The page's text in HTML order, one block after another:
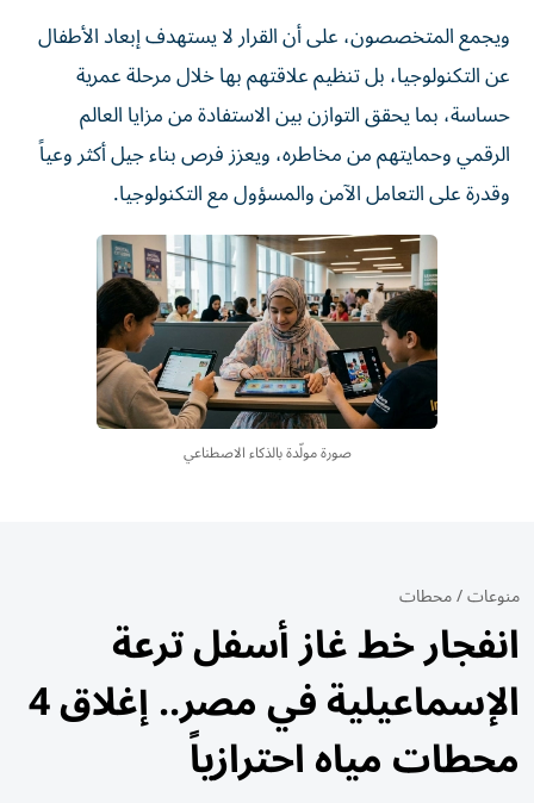
ويجمع المتخصصون، على أن القرار لا يستهدف إبعاد الأطفال
عن التكنولوجيا، بل تنظيم علاقتهم بها خلال مرحلة عمرية
حساسة، بما يحقق التوازن بين الاستفادة من مزايا العالم
الرقمي وحمايتهم من مخاطره، ويعزز فرص بناء جيل أكثر وعياً
وقدرة على التعامل الآمن والمسؤول مع التكنولوجيا.
صورة مولّدة بالذكاء الاصطناعي
منوعات/محطات
انفجار خط غاز أسفل ترعة
الإسماعيلية في مصر.. إغلاق 4
محطات مياه احترازياً